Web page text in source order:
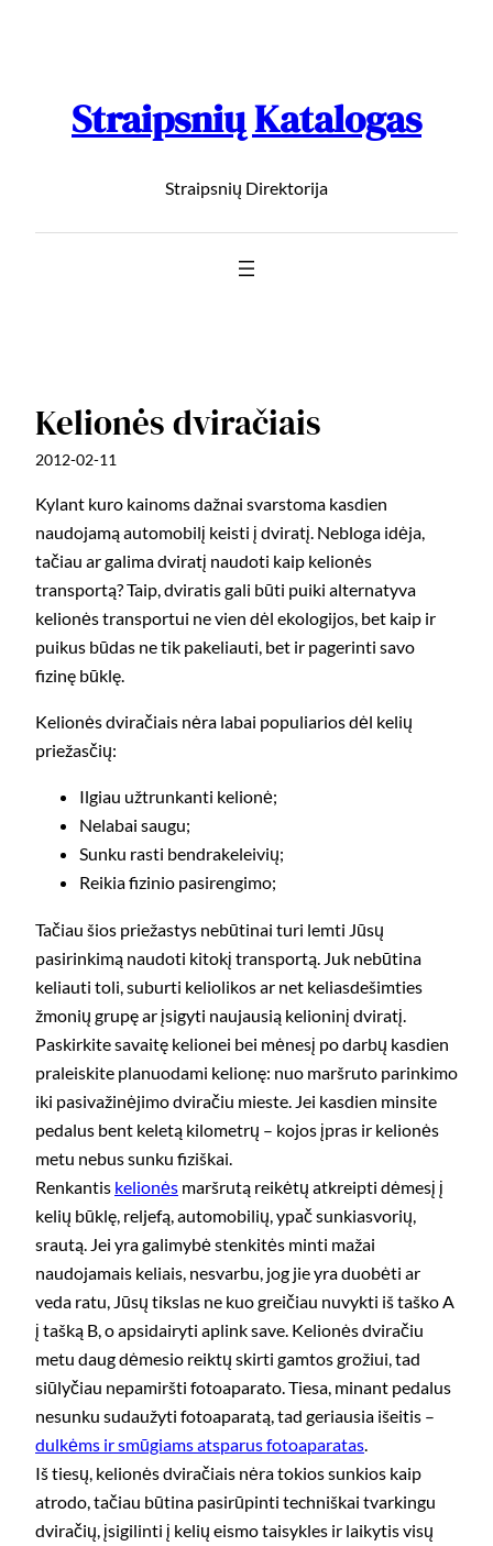
Straipsnių Katalogas
Straipsnių Direktorija
Kelionės dviračiais
2012-02-11
Kylant kuro kainoms dažnai svarstoma kasdien
naudojamą automobilį keisti į dviratį. Nebloga idėja,
tačiau ar galima dviratį naudoti kaip kelionės
transportą? Taip, dviratis gali būti puiki alternatyva
kelionės transportui ne vien dėl ekologijos, bet kaip ir
puikus būdas ne tik pakeliauti, bet ir pagerinti savo
fizinę būklę.
Kelionės dviračiais nėra labai populiarios dėl kelių
priežasčių:
Ilgiau užtrunkanti kelionė;
Nelabai saugu;
Sunku rasti bendrakeleivių;
Reikia fizinio pasirengimo;
Tačiau šios priežastys nebūtinai turi lemti Jūsų
pasirinkimą naudoti kitokį transportą. Juk nebūtina
keliauti toli, suburti keliolikos ar net keliasdešimties
žmonių grupę ar įsigyti naujausią kelioninį dviratį.
Paskirkite savaitę kelionei bei mėnesį po darbų kasdien
praleiskite planuodami kelionę: nuo maršruto parinkimo
iki pasivažinėjimo dviračiu mieste. Jei kasdien minsite
pedalus bent keletą kilometrų – kojos įpras ir kelionės
metu nebus sunku fiziškai.
Renkantis kelionės maršrutą reikėtų atkreipti dėmesį į
kelių būklę, reljefą, automobilių, ypač sunkiasvorių,
srautą. Jei yra galimybė stenkitės minti mažai
naudojamais keliais, nesvarbu, jog jie yra duobėti ar
veda ratu, Jūsų tikslas ne kuo greičiau nuvykti iš taško A
į tašką B, o apsidairyti aplink save. Kelionės dviračiu
metu daug dėmesio reiktų skirti gamtos grožiui, tad
siūlyčiau nepamiršti fotoaparato. Tiesa, minant pedalus
nesunku sudaužyti fotoaparatą, tad geriausia išeitis –
dulkėms ir smūgiams atsparus fotoaparatas
Iš tiesų, kelionės dviračiais nėra tokios sunkios kaip
atrodo, tačiau būtina pasirūpinti techniškai tvarkingu
dviračių, įsigilinti į kelių eismo taisykles ir laikytis visų